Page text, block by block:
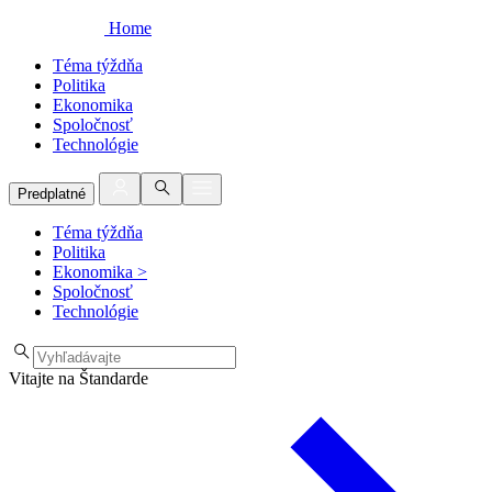
Home
Téma týždňa
Politika
Ekonomika
Spoločnosť
Technológie
Predplatné
Téma týždňa
Politika
Ekonomika >
Spoločnosť
Technológie
Vitajte na Štandarde